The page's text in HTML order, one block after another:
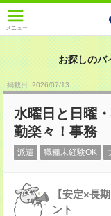
メニュー
お探しのバ
掲載日 :2026/07/13
水曜日と日曜
勤楽々！事務
派遣 職種未経験OK
【安定×長
ント